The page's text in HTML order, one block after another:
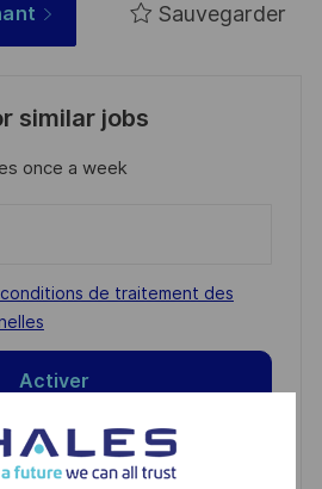
Sauvegarder
similar jobs
once a week
de traitement des
Activer